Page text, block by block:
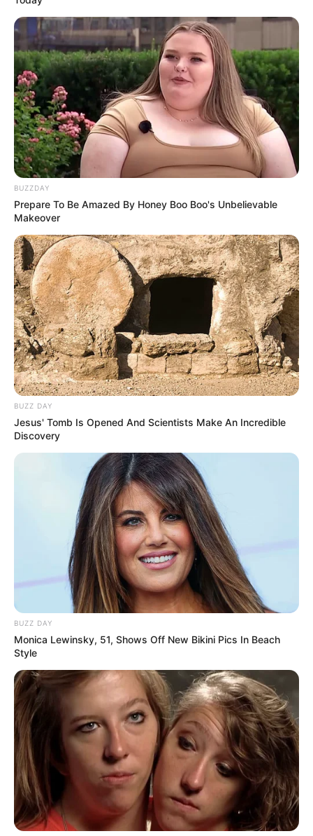
BUZZDAY
Prepare To Be Amazed By Honey Boo Boo's Unbelievable
Makeover
BUZZ DAY
Jesus' Tomb Is Opened And Scientists Make An Incredible
Discovery
BUZZ DAY
Monica Lewinsky, 51, Shows Off New Bikini Pics In Beach
Style